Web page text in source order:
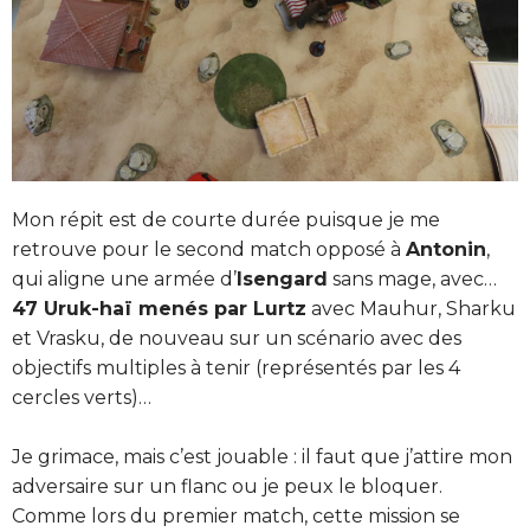
Mon répit est de courte durée puisque je me
retrouve pour le second match opposé à Antonin,
qui aligne une armée d’Isengard sans mage, avec…
47 Uruk-haï menés par Lurtz avec Mauhur, Sharku
et Vrasku, de nouveau sur un scénario avec des
objectifs multiples à tenir (représentés par les 4
cercles verts)…
Je grimace, mais c’est jouable : il faut que j’attire mon
adversaire sur un flanc ou je peux le bloquer.
Comme lors du premier match, cette mission se